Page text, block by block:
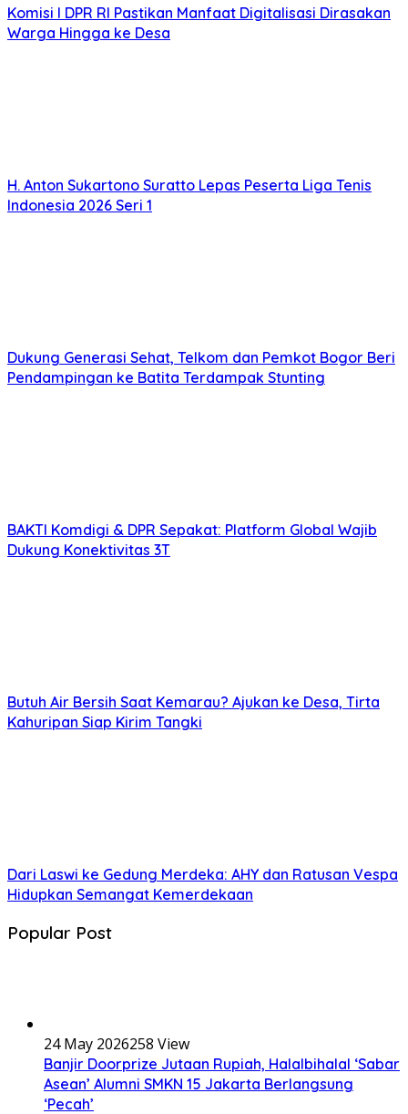
Komisi I DPR RI Pastikan Manfaat Digitalisasi Dirasakan
Warga Hingga ke Desa
H. Anton Sukartono Suratto Lepas Peserta Liga Tenis
Indonesia 2026 Seri 1
Dukung Generasi Sehat, Telkom dan Pemkot Bogor Beri
Pendampingan ke Batita Terdampak Stunting
BAKTI Komdigi & DPR Sepakat: Platform Global Wajib
Dukung Konektivitas 3T
Butuh Air Bersih Saat Kemarau? Ajukan ke Desa, Tirta
Kahuripan Siap Kirim Tangki
Dari Laswi ke Gedung Merdeka: AHY dan Ratusan Vespa
Hidupkan Semangat Kemerdekaan
Popular Post
24 May 2026258 View
Banjir Doorprize Jutaan Rupiah, Halalbihalal ‘Sabar
Asean’ Alumni SMKN 15 Jakarta Berlangsung
‘Pecah’